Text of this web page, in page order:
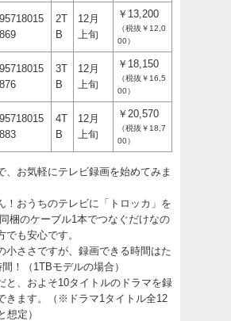
2T
B
12月
上旬
￥13,200
（税抜￥12,0
00）
3T
B
12月
上旬
￥18,150
（税抜￥16,5
00）
4T
B
12月
上旬
￥20,570
（税抜￥18,7
00）
、お気軽にテレビ録画を始めてみま
！おうちのテレビに「トロッカ」を
梱のケーブル1本でつなぐだけなの
でも安心です。
小ささですが、録画できる時間はた
！（1TBモデルの場合）
と、およそ10タイトルのドラマを録
きます。（※ドラマ1タイトル全12
想定）